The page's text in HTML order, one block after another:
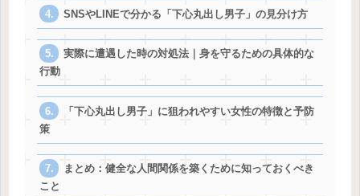
SNSやLINEで分かる「下心丸出し男子」の見分け方
実際に遭遇した時の対処法｜身を守るための具体的な
行動
「下心丸出し男子」に狙われやすい女性の特徴と予防
策
まとめ：健全な人間関係を築くために知っておくべき
こと